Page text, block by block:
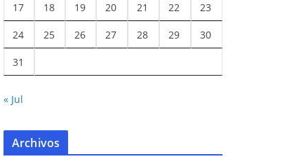
17 18 19 20 21 22 23
24 25 26 27 28 29 30
31
« Jul
Archivos